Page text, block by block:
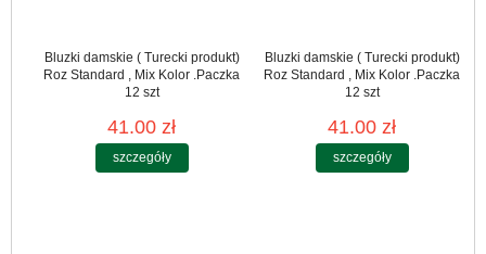
Bluzki damskie ( Turecki produkt)
Roz Standard , Mix Kolor .Paczka
12 szt
41.00 zł
szczegóły
Bluzki damskie ( Turecki produkt)
Roz Standard , Mix Kolor .Paczka
12 szt
41.00 zł
szczegóły